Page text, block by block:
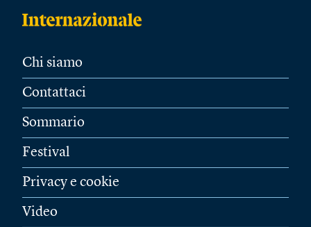
Chi siamo
Contattaci
Sommario
Festival
Privacy e cookie
Video